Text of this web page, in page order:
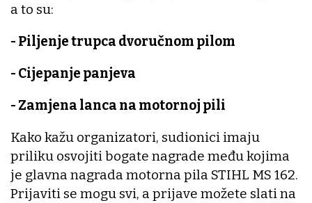
a to su:
- Piljenje trupca dvoručnom pilom
- Cijepanje panjeva
- Zamjena lanca na motornoj pili
Kako kažu organizatori, sudionici imaju
priliku osvojiti bogate nagrade među kojima
je glavna nagrada motorna pila STIHL MS 162.
Prijaviti se mogu svi, a prijave možete slati na